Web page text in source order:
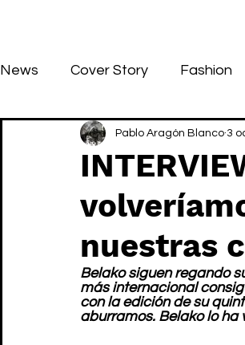
News Cover Story Fashion
nuestras
Pablo Aragón Blanco 3
Belako siguen regando
más internacional
con la edición de su
aburramos. Belako lo ha